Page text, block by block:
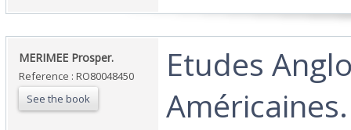
‎MERIMEE Prosper.‎
Reference : RO80048450
See the book
‎Etudes
Américaines.‎